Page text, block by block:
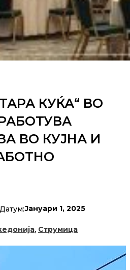
КУЌА“ ВО
ВО КУЈНА И
Датум:Јануари 1, 2025
, Струмица